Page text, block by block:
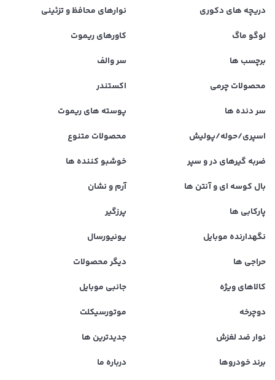
دریچه های دکوری
نوارهای محافظ و تزئینی
لوگو ماگ
کاورهای ریموت
برچسب ها
سر والف
محصولات چرمی
اکستندر
سر دنده ها
پوسته های ریموت
اسپری/حوله/پولیش
محصولات متنوع
ضربه گیرهای در و سپر
خوشبو کننده ها
بال کوسه ای و آنتن ها
آرم و نشان
پارکابی ها
پرزگیر
نگهدارنده موبایل
یونیورسال
حراجی ها
دیگر محصولات
کالاهای ویژه
جانبی موبایل
دوچرخه
موتورسیکلت
نوار ضد لغزش
جدیدترین ها
برند خودروها
درباره ما